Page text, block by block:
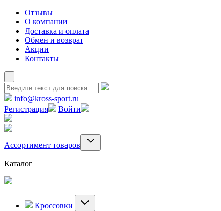
Отзывы
О компании
Доставка и оплата
Обмен и возврат
Акции
Контакты
info@kross-sport.ru
Регистрация
Войти
Ассортимент товаров
Каталог
Кроссовки